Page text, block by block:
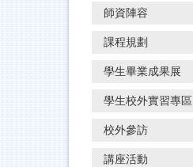
師資陣容
課程規劃
學生畢業成果展
學生校外實習專區
校外參訪
講座活動